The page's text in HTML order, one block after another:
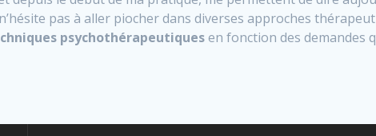
n’hésite pas à aller piocher dans diverses approches
psychothérapeutiquesen fonction des demandes